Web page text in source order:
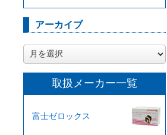
アーカイブ
ー
カ
ブ
取扱メーカー一覧
富士ゼロックス